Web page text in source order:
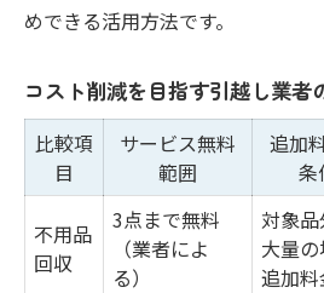
めできる活用方法です。
コスト削減を目指す引越し業者
比較項
目
サービス無料
範囲
追加
条
不用品
回収
3点まで無料
（業者によ
る）
対象品
大量
追加料